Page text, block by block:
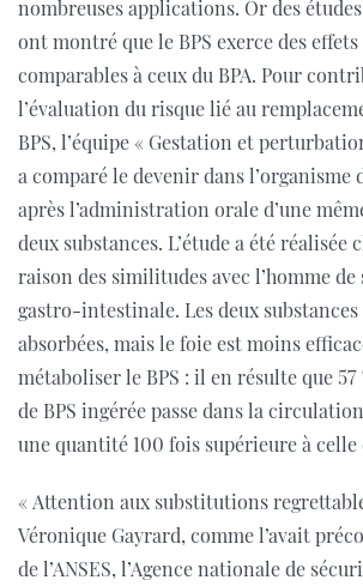
nombreuses applications. Or des
ont montré que le BPS exerce des
comparables à ceux du BPA. Pour
l’évaluation du risque lié au
BPS, l’équipe « Gestation et
a comparé le devenir dans l’organisme
après l’administration orale d’une
deux substances. L’étude a été réalisée
raison des similitudes avec l’homme
gastro-intestinale. Les deux
absorbées, mais le foie est moins
métaboliser le BPS : il en résulte que
de BPS ingérée passe dans la
une quantité 100 fois supérieure à celle
« Attention aux substitutions
Véronique Gayrard, comme l’avait
de l’ANSES, l’Agence nationale de